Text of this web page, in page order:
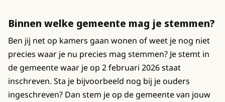
Binnen welke gemeente mag je stemmen?
Ben jij net op kamers gaan wonen of weet je nog niet
precies waar je nu precies mag stemmen? Je stemt in
de gemeente waar je op 2 februari 2026 staat
inschreven. Sta je bijvoorbeeld nog bij je ouders
ingeschreven? Dan stem je op de gemeente van jouw